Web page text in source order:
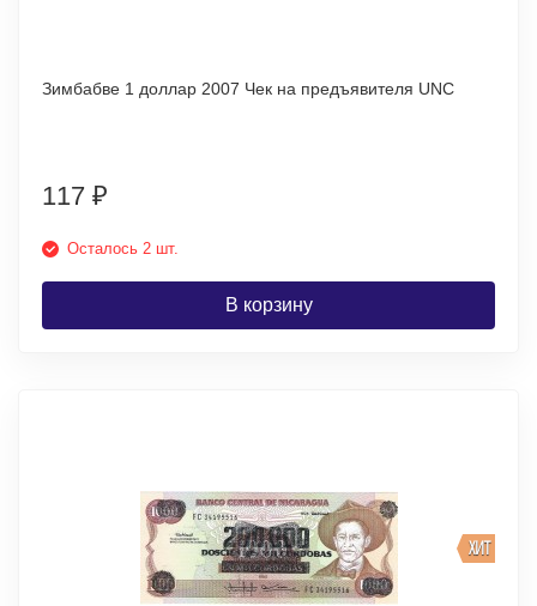
Зимбабве 1 доллар 2007 Чек на предъявителя UNC
117 ₽
Осталось 2 шт.
В корзину
ХИТ